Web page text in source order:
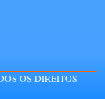
OS DIREITOS